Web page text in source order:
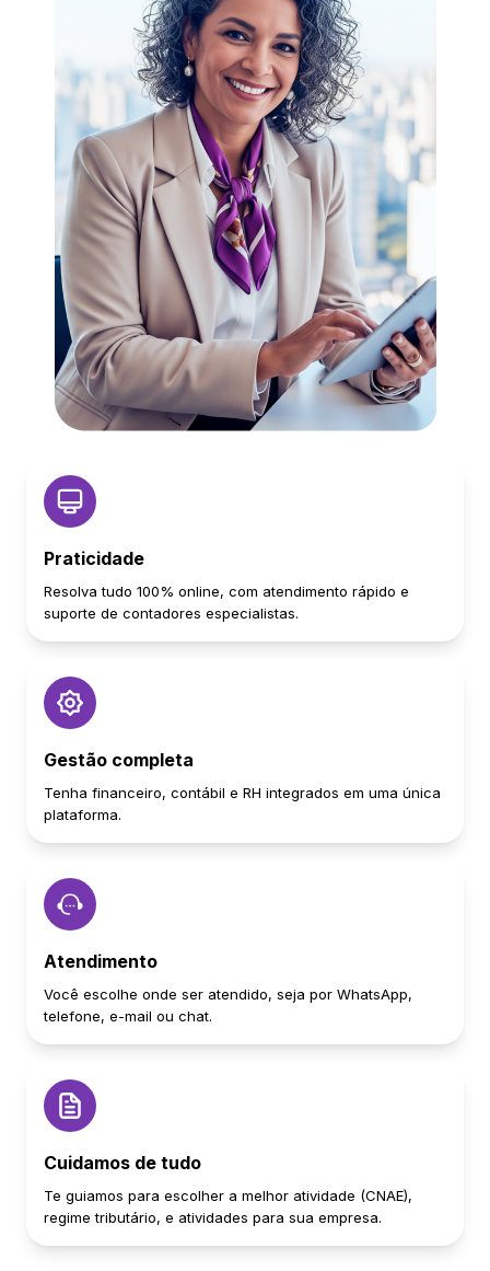
Praticidade
Resolva tudo 100% online, com atendimento rápido e
suporte de contadores especialistas.
Gestão completa
Tenha financeiro, contábil e RH integrados em uma única
plataforma.
Atendimento
Você escolhe onde ser atendido, seja por WhatsApp,
telefone, e-mail ou chat.
Cuidamos de tudo
Te guiamos para escolher a melhor atividade (CNAE),
regime tributário, e atividades para sua empresa.